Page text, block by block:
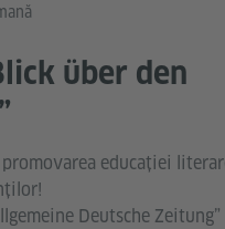
über den
educației
Deutsche Zeitung”